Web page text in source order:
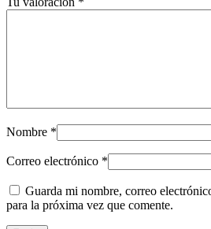
Nombre *
Correo electrónico *
Guarda mi nombre, correo
para la próxima vez que comente.